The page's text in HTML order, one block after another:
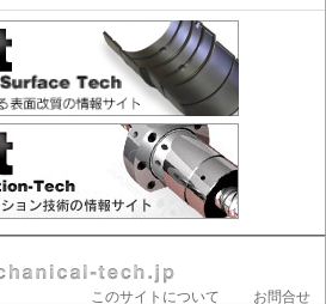
このサイトについて お問合せ